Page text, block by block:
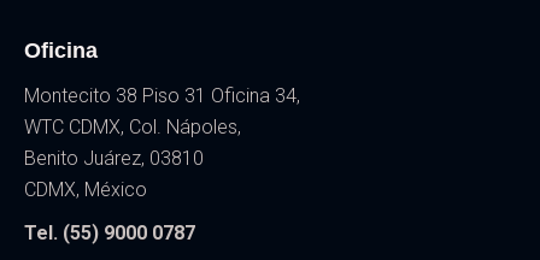
Oficina
Montecito 38 Piso 31 Oficina 34,
WTC CDMX, Col. Nápoles,
Benito Juárez, 03810
CDMX, México
Tel. (55) 9000 0787